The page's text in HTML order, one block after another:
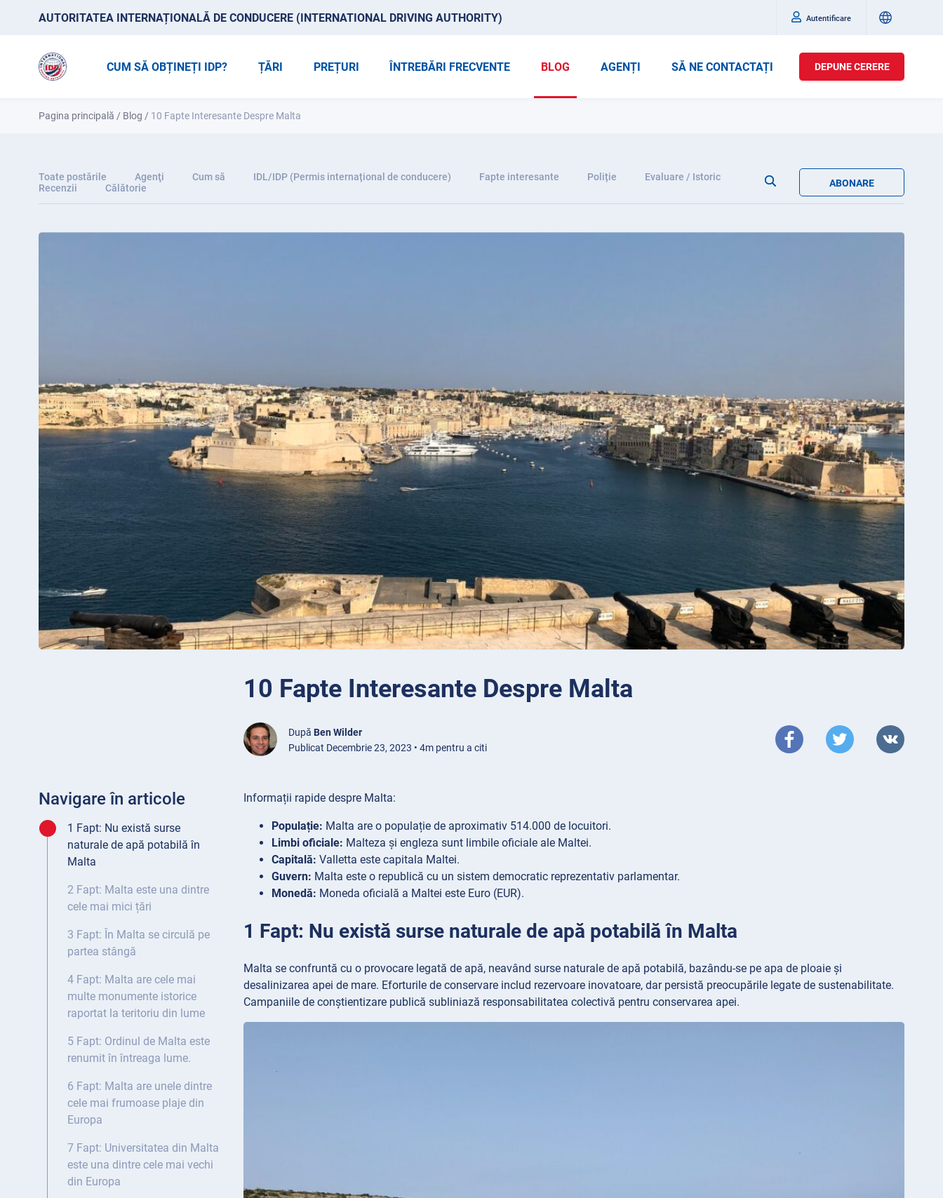
AUTORITATEA INTERNAȚIONALĂ DE CONDUCERE (INTERNATIONAL DRIVING AUTHORITY) Autentificare
CUM SĂ OBȚINEȚI IDP? ȚĂRI PREȚURI ÎNTREBĂRI FRECVENTE BLOG AGENȚI SĂ NE CONTACTAȚI DEPUNE CERERE
Pagina principală / Blog / 10 Fapte Interesante Despre Malta
Toate postările Agenţi Cum să IDL/IDP (Permis internațional de conducere) Fapte interesante Poliție
Evaluare / Istoric
Recenzii
Călătorie ABONARE
10 Fapte Interesante Despre Malta
După Ben Wilder
Publicat Decembrie 23, 2023 • 4m pentru a citi
Navigare în articole
1 Fapt: Nu există surse
naturale de apă potabilă în
Malta
2 Fapt: Malta este una dintre
cele mai mici țări
3 Fapt: În Malta se circulă pe
partea stângă
4 Fapt: Malta are cele mai
multe monumente istorice
raportat la teritoriu din lume
5 Fapt: Ordinul de Malta este
renumit în întreaga lume.
6 Fapt: Malta are unele dintre
cele mai frumoase plaje din
Europa
7 Fapt: Universitatea din Malta
este una dintre cele mai vechi
din Europa
Informații rapide despre Malta:
Populație: Malta are o populație de aproximativ 514.000 de locuitori.
Limbi oficiale: Malteza și engleza sunt limbile oficiale ale Maltei.
Capitală: Valletta este capitala Maltei.
Guvern: Malta este o republică cu un sistem democratic reprezentativ parlamentar.
Monedă: Moneda oficială a Maltei este Euro (EUR).
1 Fapt: Nu există surse naturale de apă potabilă în Malta
Malta se confruntă cu o provocare legată de apă, neavând surse naturale de apă potabilă, bazându-se pe apa de ploaie și
desalinizarea apei de mare. Eforturile de conservare includ rezervoare inovatoare, dar persistă preocupările legate de sustenabilitate.
Campaniile de conștientizare publică subliniază responsabilitatea colectivă pentru conservarea apei.